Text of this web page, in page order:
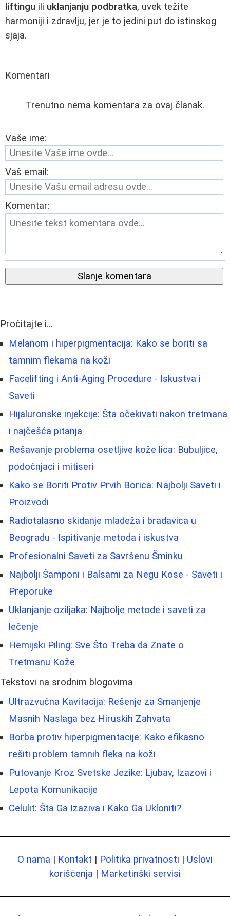
liftingu ili uklanjanju podbratka, uvek težite
harmoniji i zdravlju, jer je to jedini put do istinskog
sjaja.
Komentari
Trenutno nema komentara za ovaj članak.
Vaše ime:
Vaš email:
Komentar:
Slanje komentara
Pročitajte i...
Melanom i hiperpigmentacija: Kako se boriti sa
tamnim flekama na koži
Facelifting i Anti-Aging Procedure - Iskustva i
Saveti
Hijaluronske injekcije: Šta očekivati nakon tretmana
i najčešća pitanja
Rešavanje problema osetljive kože lica: Bubuljice,
podočnjaci i mitiseri
Kako se Boriti Protiv Prvih Borica: Najbolji Saveti i
Proizvodi
Radiotalasno skidanje mladeža i bradavica u
Beogradu - Ispitivanje metoda i iskustva
Profesionalni Saveti za Savršenu Šminku
Najbolji Šamponi i Balsami za Negu Kose - Saveti i
Preporuke
Uklanjanje oziljaka: Najbolje metode i saveti za
lečenje
Hemijski Piling: Sve Što Treba da Znate o
Tretmanu Kože
Tekstovi na srodnim blogovima
Ultrazvučna Kavitacija: Rešenje za Smanjenje
Masnih Naslaga bez Hiruskih Zahvata
Borba protiv hiperpigmentacije: Kako efikasno
rešiti problem tamnih fleka na koži
Putovanje Kroz Svetske Jezike: Ljubav, Izazovi i
Lepota Komunikacije
Celulit: Šta Ga Izaziva i Kako Ga Ukloniti?
O nama | Kontakt | Politika privatnosti | Uslovi
korišćenja | Marketinški servisi